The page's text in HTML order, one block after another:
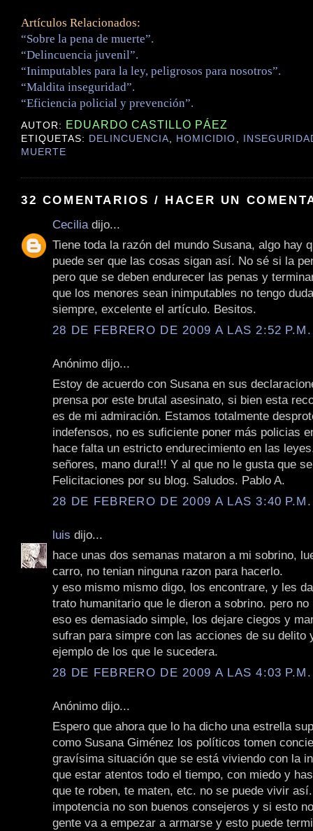
Artículos Relacionados:
“Sobre la pena de muerte”.
“Delincuencia juvenil”.
“Inimputables para la ley, peligrosos para nosotros”.
“Maldita inseguridad”.
“Eficiencia policial y prevención”.
AUTOR: EDUARDO CASTILLO PÁEZ
ETIQUETAS: DELINCUENCIA, HOMICIDIO ,
MUERTE
32 COMENTARIOS / HACER UN
Cecilia dijo...
Tiene toda la razón del mundo Susana, algo hay
puede ser que las cosas sigan así. No sé si la
pero que se deben endurecer las penas y
que los menores sean inimputables no tengo
siempre, excelente el artículo. Besitos.
28 DE FEBRERO DE 2009 A LAS 2:52 P.M.
Anónimo dijo...
Estoy de acuerdo con Susana en sus
prensa por este brutal asesinato, si bien esta
es de mi admiración. Estamos totalmente
indefensos, no es suficiente poner más policias
hace falta un estricto endurecimiento en las
señores, mano dura!!! Y al que no le gusta que
Felicitaciones por su blog. Saludos. Pablo A.
28 DE FEBRERO DE 2009 A LAS 3:40 P.M.
luis dijo...
hace unas dos semanas mataron a mi sobrino,
carro, no tenian ninguna razon para hacerlo.
y eso mismo mismo digo, los encontrare, y les
trato humanitario que le dieron a sobrino. pero
eso es demasiado simple, los dejare ciegos y
sufran para simpre con las acciones de su delito
ejemplo de los que le sucedera.
28 DE FEBRERO DE 2009 A LAS 4:03 P.M.
Anónimo dijo...
Espero que ahora que lo ha dicho una estrella
como Susana Giménez los políticos tomen
gravísima situación que se está viviendo con la
que estar atentos todo el tiempo, con miedo y
que te roben, te maten, etc. no se puede vivir
impotencia no son buenos consejeros y si esto
gente va a empezar a armarse y esto puede